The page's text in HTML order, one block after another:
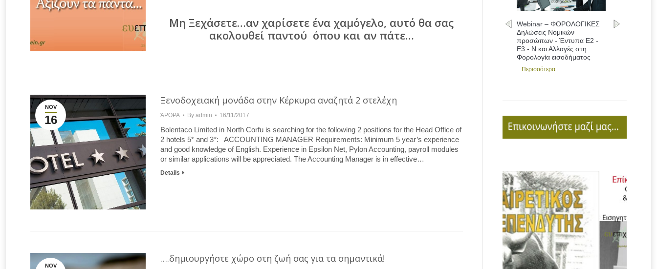
Μη Ξεχάσετε…αν χαρίσετε ένα χαμόγελο, αυτό θα σας
ακολουθεί παντού όπου και αν πάτε…
NOV
16
Ξενοδοχειακή μονάδα στην Κέρκυρα αναζητά 2 στελέχη
ΆΡΘΡΑ By admin 16/11/2017
Bolentaco Limited in North Corfu is searching for the following 2 positions for the Head Office of
2 hotels 5* and 3*: ACCOUNTING MANAGER Requirements: Minimum 5 year’s experience
and good knowledge of English. Experience in Epsilon Net, Pylon Accounting, payroll modules
or similar applications will be appreciated. The Accounting Manager is in effective…
Details
NOV
….δημιουργήστε χώρο στη ζωή σας για τα σημαντικά!
Webinar – ΦΟΡΟΛΟΓΙΚΕΣ
Δηλώσεις Νομικών
προσώπων - Έντυπα Ε2 -
Ε3 - Ν και Αλλαγές στη
Φορολογία εισοδήματος
Περισσότερα